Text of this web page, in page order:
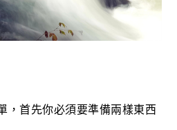
，首先你必須要準備兩樣東西